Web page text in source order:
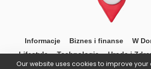
Informacje Biznes i finanse
W
Lifestyle
Technologia Uroda i
Our website uses cookies to improve your